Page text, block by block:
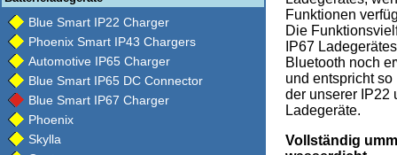
Blue Smart IP22 Charger
Phoenix Smart IP43 Chargers
Automotive IP65 Charger
Blue Smart IP65 DC Connector
Blue Smart IP67 Charger
Phoenix
Skylla
Funktionen
Die
IP67
Bluetooth noch
und entspricht so
der unserer IP22
Ladegeräte.
Vollständig